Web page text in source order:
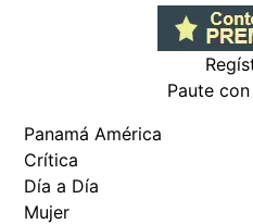
Paute
Panamá América
Crítica
Día a Día
Mujer